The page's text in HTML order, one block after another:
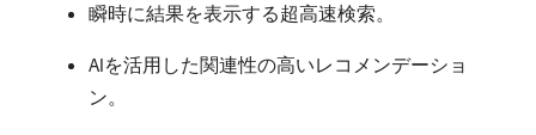
瞬時に結果を表示する超高速検索。
AIを活用した関連性の高いレコメンデーショ
ン。